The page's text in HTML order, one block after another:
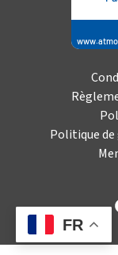
FR
Politique de